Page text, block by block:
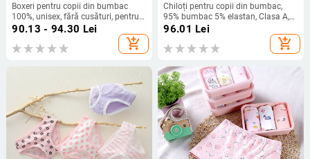
Boxeri pentru copii din bumbac
100%, unisex, fără cusături, pentru
vârsta 3–8 ani
90.13 - 94.30 Lei
add_shopping_cart
Chiloți pentru copii din bumbac,
95% bumbac 5% elastan, Clasa A,
pentru 3–12 ani, absorbție
96.01 Lei
add_shopping_cart